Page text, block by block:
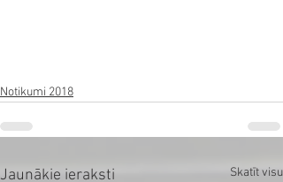
Notikumi 2018
Jaunākie ieraksti Skatīt visu